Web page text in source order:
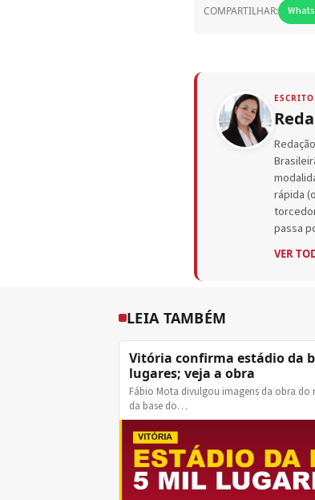
COMPARTILHAR:
rápida
passa
VER
LEIA TAMBÉM
Vitória confirma estádio da
lugares; veja a obra
Fábio Mota divulgou imagens da obra do
da base do…